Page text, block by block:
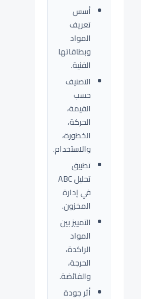
أسس
تعريف
المواد
وبطاقاتها
الفنية.
التصنيف
حسب
القيمة،
الحركة،
الخطورة،
والاستخدام.
تطبيق
تحليل ABC
في إدارة
المخزون.
التمييز بين
المواد
الراكدة،
الحرجة،
والفائضة.
أثر جودة